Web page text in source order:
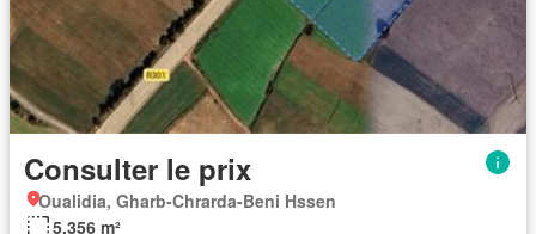
Consulter le prix
Oualidia, Gharb-Chrarda-Beni Hssen
5.356 m²